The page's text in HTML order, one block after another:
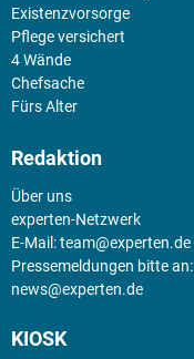
Existenz­vorsorge
Pflege versichert
4 Wände
Chefsache
Fürs Alter
Redaktion
Über uns
experten-Netzwerk
E-Mail:team@experten.de
Pressemeldungen bitte an:
news@experten.de
KIOSK